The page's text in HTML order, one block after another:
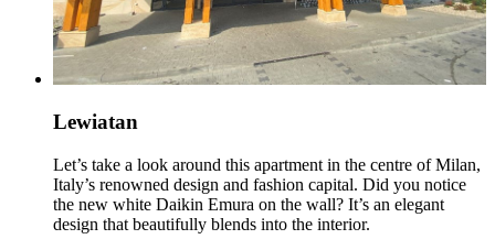
Lewiatan
Let’s take a look around this apartment in the centre of Milan,
Italy’s renowned design and fashion capital. Did you notice
the new white Daikin Emura on the wall? It’s an elegant
design that beautifully blends into the interior.